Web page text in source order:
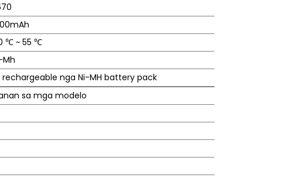
℃ ~ 55 ℃
Mh
rechargeable nga Ni-MH battery pack
sa mga modelo